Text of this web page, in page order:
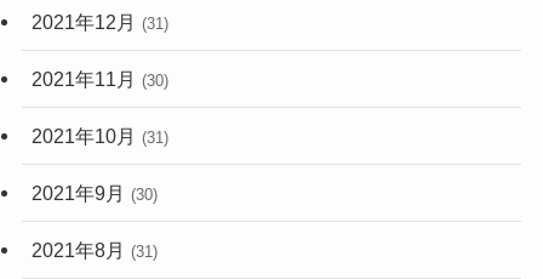
2021年12月 (31)
2021年11月 (30)
2021年10月 (31)
2021年9月 (30)
2021年8月 (31)